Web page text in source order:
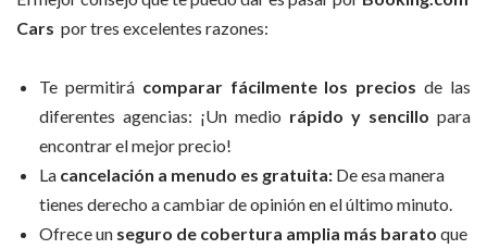
Cars por tres excelentes razones:
Te permitirá comparar fácilmente los precios de las
diferentes agencias: ¡Un medio rápido y sencillo para
encontrar el mejor precio!
La cancelación a menudo es gratuita: De esa manera
tienes derecho a cambiar de opinión en el último minuto.
Ofrece un seguro de cobertura amplia más barato que